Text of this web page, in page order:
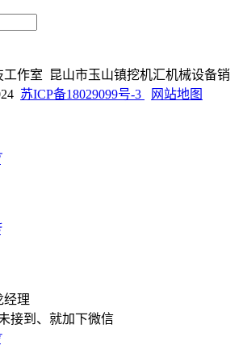
工作室 昆山市玉山镇挖机汇机械设备销
苏ICP备18029099号-3 网站地图
经理
接到、就加下微信